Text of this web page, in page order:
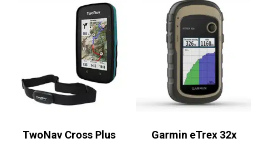
TwoNav Cross Plus
Garmin eTrex 32x